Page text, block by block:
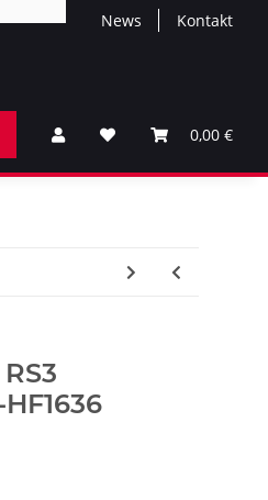
News Kontakt
0,00 €